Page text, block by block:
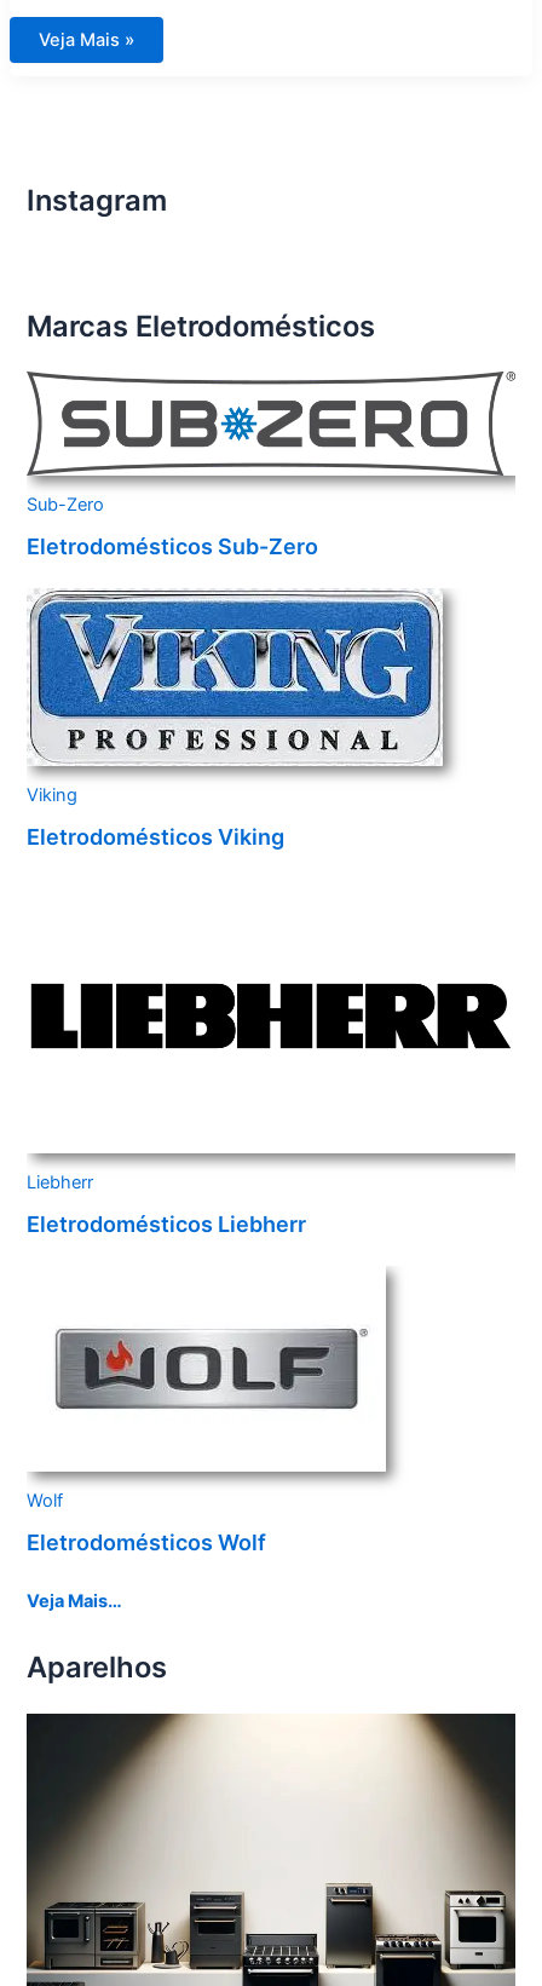
Assistência
Técnica
Veja Mais »
Instagram
Marcas Eletrodomésticos
Sub-Zero
Eletrodomésticos Sub-Zero
Viking
Eletrodomésticos Viking
Liebherr
Eletrodomésticos Liebherr
Wolf
Eletrodomésticos Wolf
Veja Mais…
Aparelhos